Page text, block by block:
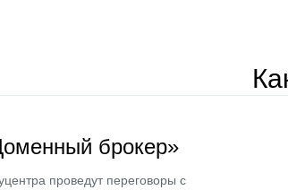
брокер»
проведут переговоры с